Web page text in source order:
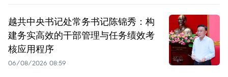
越共中央书记处常务书记陈锦秀：构
建务实高效的干部管理与任务绩效考
核应用程序
06/08/2026 08:59